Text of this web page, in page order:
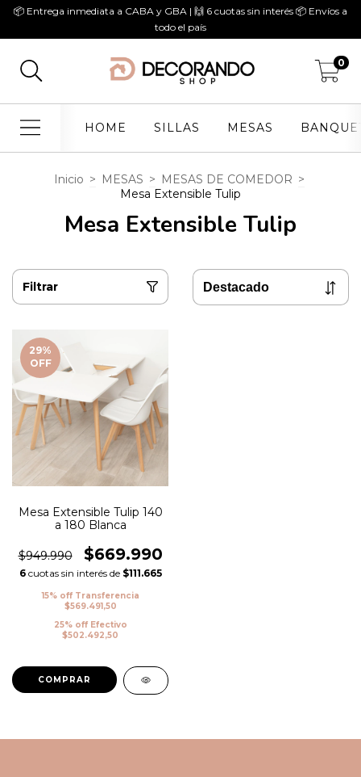
📦 Entrega inmediata a CABA y GBA | 🙌 6 cuotas sin interés 📦 Envíos a
todo el país
0
HOME SILLAS MESAS
Inicio > MESAS > MESAS DE COMEDOR >
Mesa Extensible Tulip
Mesa Extensible Tulip
Filtrar
29%
OFF
Mesa Extensible Tulip 140
a 180 Blanca
$949.990 $669.990
6 cuotas sin interés de $111.665
15% off Transferencia
$569.491,50
25% off Efectivo
$502.492,50
COMPRAR